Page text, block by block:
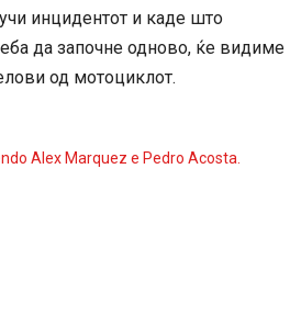
инцидентот и каде што
да започне одново, ќе видиме
од мотоциклот.
Alex Marquez e Pedro Acosta.